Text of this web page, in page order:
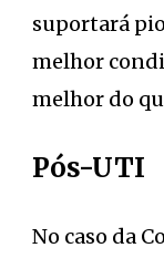
suportará
melhor
melhor do
Pós-UTI
No caso da